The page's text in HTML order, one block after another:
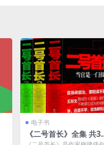
电子书
《二号首长》全集 共3
长篇官场小说 官场讲政